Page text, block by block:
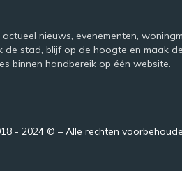
nieuws, evenementen,
de stad, blijf op de hoogte en maak
binnen handbereik op één website.
- 2024 © – Alle rechten